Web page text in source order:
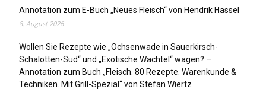
Annotation zum E-Buch „Neues Fleisch“ von Hendrik Hassel
8. August 2026
Wollen Sie Rezepte wie „Ochsenwade in Sauerkirsch-
Schalotten-Sud“ und „Exotische Wachtel“ wagen? –
Annotation zum Buch „Fleisch. 80 Rezepte. Warenkunde &
Techniken. Mit Grill-Spezial“ von Stefan Wiertz